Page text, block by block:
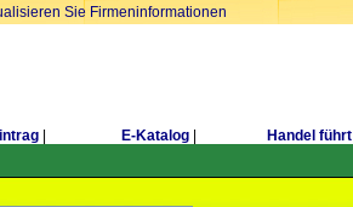
Sie Firmeninformationen
E-Katalog Handel führt